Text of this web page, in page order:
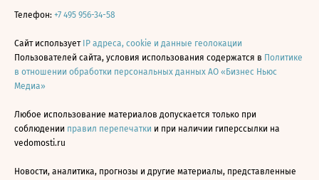
Телефон: +7 495 956-34-58
Сайт использует IP адреса, cookie и данные геолокации
Пользователей сайта, условия использования содержатся в Политике
в отношении обработки персональных данных АО «Бизнес Ньюс
Медиа»
Любое использование материалов допускается только при
соблюдении правил перепечатки и при наличии гиперссылки на
vedomosti.ru
Новости, аналитика, прогнозы и другие материалы, представленные